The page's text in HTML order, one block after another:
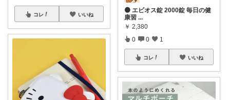
コレ いいね
🟠 エビオス錠 2000錠 毎日の健
康習 ...
￥ 2,380
0 0 1
コレ いいね